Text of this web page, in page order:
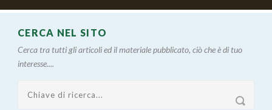
CERCA NEL SITO
Cerca tra tutti gli articoli ed il materiale pubblicato, ciò che è di tuo
interesse....